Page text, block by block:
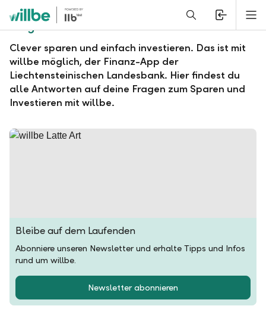
Alerts.Headline
Fragen und Antworten zu willbe
Clever sparen und einfach investieren. Das ist mit
willbe möglich, der Finanz-App der
Liechtensteinischen Landesbank. Hier findest du
alle Antworten auf deine Fragen zum Sparen und
Investieren mit willbe.
Bleibe auf dem Laufenden
Abonniere unseren Newsletter und erhalte Tipps und Infos
rund um willbe.
Newsletter abonnieren